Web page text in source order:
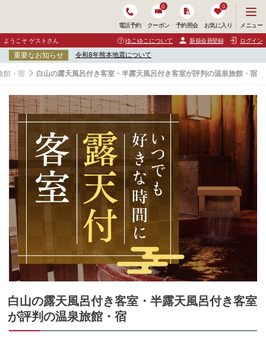
電話予約 クーポン
0
予約照会 お気に入り
0
ニ
ュ
ー
開
く
メニュー
ようこそ ゲストさん ゆこゆこについて 新規会員登録 ログイン
重要なお知らせ 令和8年熊本地震について
館・宿 白山の露天風呂付き客室・半露天風呂付き客室が評判の温泉旅館・宿
白
山
白山の露天風呂付き客室・半露天風呂付き客室
が評判の温泉旅館・宿